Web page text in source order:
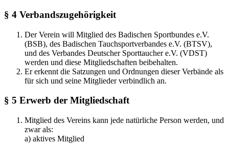
§ 4 Verbandszugehörigkeit
Der Verein will Mitglied des Badischen Sportbundes e.V.
(BSB), des Badischen Tauchsportverbandes e.V. (BTSV),
und des Verbandes Deutscher Sporttaucher e.V. (VDST)
werden und diese Mitgliedschaften beibehalten.
Er erkennt die Satzungen und Ordnungen dieser Verbände als
für sich und seine Mitglieder verbindlich an.
§ 5 Erwerb der Mitgliedschaft
Mitglied des Vereins kann jede natürliche Person werden, und
zwar als:
a) aktives Mitglied